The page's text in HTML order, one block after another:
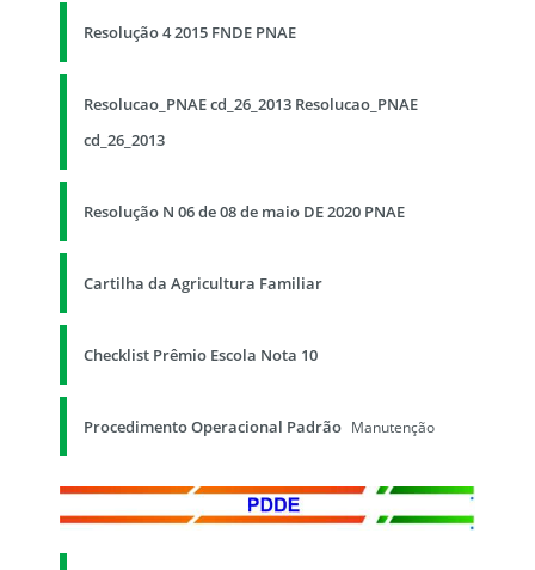
Resolução 4 2015 FNDE PNAE
Resolucao_PNAE cd_26_2013 Resolucao_PNAE
cd_26_2013
Resolução N 06 de 08 de maio DE 2020 PNAE
Cartilha da Agricultura Familiar
Checklist Prêmio Escola Nota 10
Procedimento Operacional Padrão Manutenção